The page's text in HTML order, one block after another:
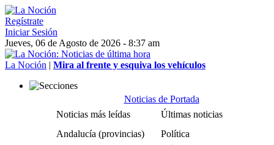
Regístrate
Iniciar Sesión
Jueves, 06 de Agosto de 2026 - 8:37 am
La Noción | Mira al frente y esquiva los vehículos
Noticias de Portada
Noticias más leídas
Últimas noticias
Andalucía (provincias)
Política